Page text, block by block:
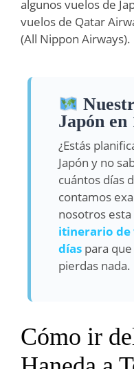
algunos vuelos de
vuelos de Qatar
(All Nippon Airways).
Japón en
¿Estás
Japón y no
cuántos días
contamos
nosotros
itinerario de
días para
pierdas nada.
Cómo ir